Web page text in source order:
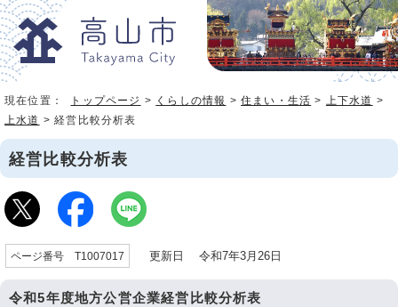
現在位置： トップページ > くらしの情報 >住まい・生活 > 上下水道 >
上水道 > 経営比較分析表
経営比較分析表
ページ番号 T1007017 更新日 令和7年3月26日
令和5年度地方公営企業経営比較分析表